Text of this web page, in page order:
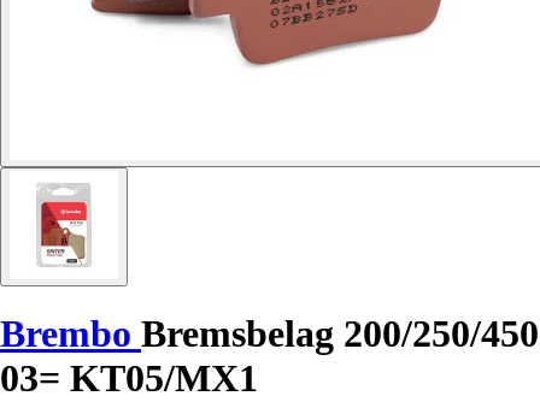
Brembo Bremsbelag 200/250/450
03= KT05/MX1